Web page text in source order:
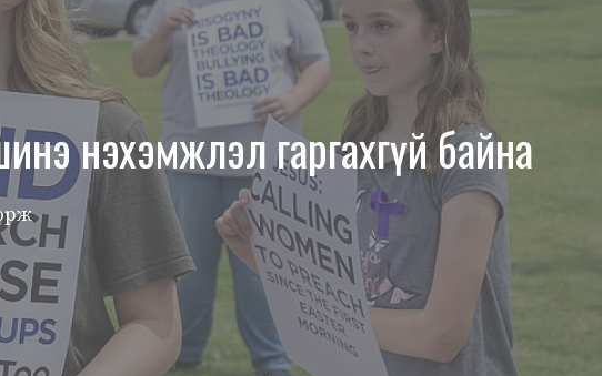
нэхэмжлэл гаргахгүй байна